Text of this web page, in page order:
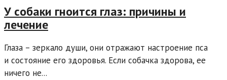
У собаки гноится глаз: причины и
лечение
Глаза – зеркало души, они отражают настроение пса
и состояние его здоровья. Если собачка здорова, ее
ничего не...